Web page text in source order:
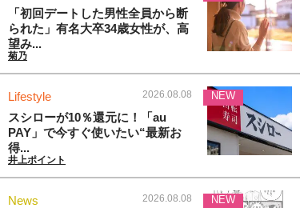
「初回デートした男性全員から断
られた」有名大卒34歳女性が、高
望み...
菊乃
Lifestyle 2026.08.08
スシローが10％還元に！「au
PAY」で今すぐ使いたい“最新お
得...
井上ポイント
NEW
News 2026.08.08 NEW